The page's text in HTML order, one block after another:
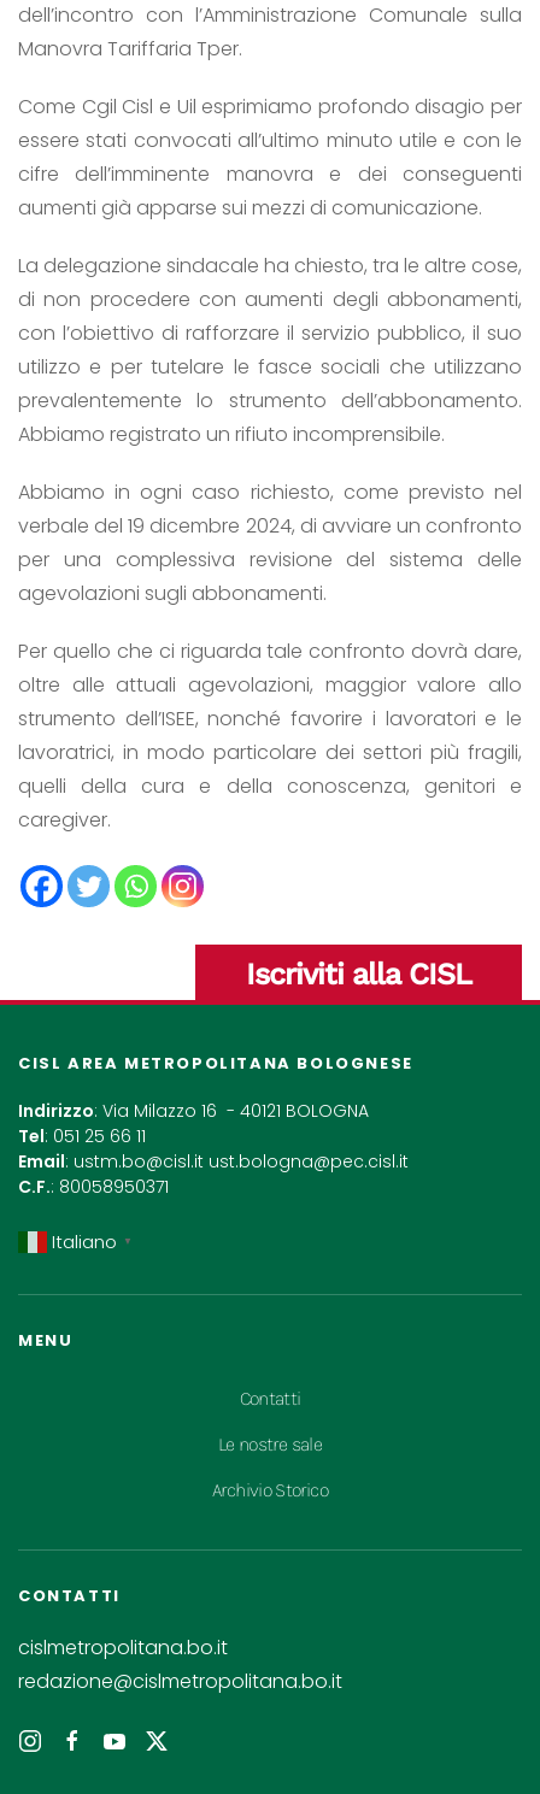
dell’incontro con l’Amministrazione Comunale sulla
Manovra Tariffaria Tper.
Come Cgil Cisl e Uil esprimiamo profondo disagio per
essere stati convocati all’ultimo minuto utile e con le
cifre dell’imminente manovra e dei conseguenti
aumenti già apparse sui mezzi di comunicazione.
La delegazione sindacale ha chiesto, tra le altre cose,
di non procedere con aumenti degli abbonamenti,
con l’obiettivo di rafforzare il servizio pubblico, il suo
utilizzo e per tutelare le fasce sociali che utilizzano
prevalentemente lo strumento dell’abbonamento.
Abbiamo registrato un rifiuto incomprensibile.
Abbiamo in ogni caso richiesto, come previsto nel
verbale del 19 dicembre 2024, di avviare un confronto
per una complessiva revisione del sistema delle
agevolazioni sugli abbonamenti.
Per quello che ci riguarda tale confronto dovrà dare,
oltre alle attuali agevolazioni, maggior valore allo
strumento dell’ISEE, nonché favorire i lavoratori e le
lavoratrici, in modo particolare dei settori più fragili,
quelli della cura e della conoscenza, genitori e
caregiver.
Iscriviti alla CISL
CISL AREA METROPOLITANA BOLOGNESE
Indirizzo: Via Milazzo 16 - 40121 BOLOGNA
Tel: 051 25 66 11
Email: ustm.bo@cisl.it ust.bologna@pec.cisl.it
C.F.: 80058950371
Italiano ▼
MENU
Contatti
Le nostre sale
Archivio Storico
CONTATTI
cislmetropolitana.bo.it
redazione@cislmetropolitana.bo.it